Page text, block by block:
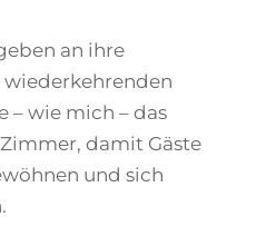
an ihre
– wie mich – das
damit Gäste
und sich